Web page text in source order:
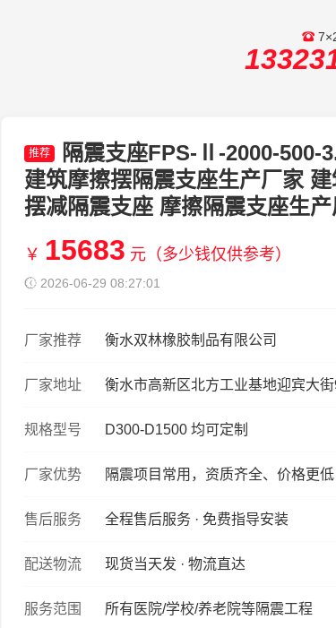
推荐
隔震支座FPS-Ⅱ-2000-500-
建筑摩擦摆隔震支座生产厂家
摆减隔震支座 摩擦隔震支座生
￥ 15683 元（多少钱仅供参考）
2026-06-29 08:27:01
厂家推荐 衡水双林橡胶制品有限公司
厂家地址 衡水市高新区北方工业基地迎宾大
规格型号 D300-D1500 均可定制
厂家优势 隔震项目常用，资质齐全、价格更低
售后服务 全程售后服务 · 免费指导安装
配送物流 现货当天发 · 物流直达
服务范围 所有医院/学校/养老院等隔震工程